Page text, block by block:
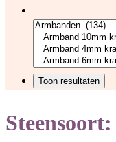
Steensoort: